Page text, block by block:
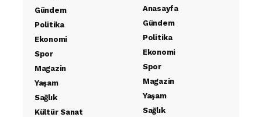
Gündem
Politika
Ekonomi
Spor
Magazin
Yaşam
Sağlık
Kültür Sanat
Anasayfa
Gündem
Politika
Ekonomi
Spor
Magazin
Yaşam
Sağlık